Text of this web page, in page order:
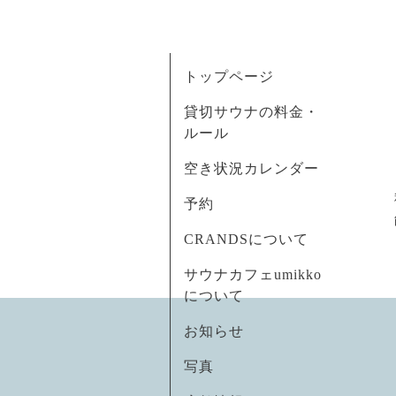
トップページ
貸切サウナの料金・
ルール
空き状況カレンダー
予約
CRANDSについて
サウナカフェumikko
について
お知らせ
写真